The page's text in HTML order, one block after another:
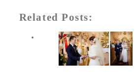
Related Posts: